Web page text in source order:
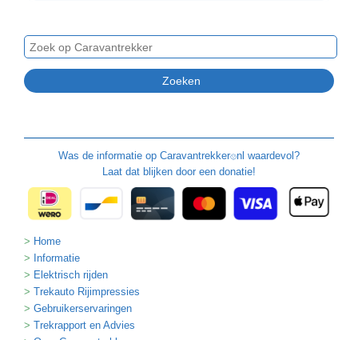
Was de informatie op Caravantrekker🙂nl waardevol?
Laat dat blijken door een donatie!
Home
Informatie
Elektrisch rijden
Trekauto Rijimpressies
Gebruikerservaringen
Trekrapport en Advies